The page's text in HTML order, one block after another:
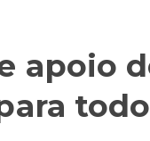
apoio